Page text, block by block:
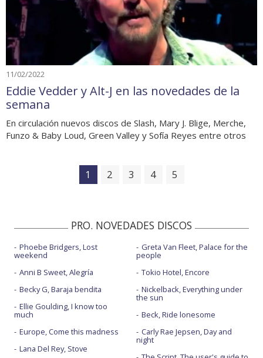
11/02/2022
Eddie Vedder y Alt-J en las novedades de la
semana
En circulación nuevos discos de Slash, Mary J. Blige, Merche,
Funzo & Baby Loud, Green Valley y Sofía Reyes entre otros
1 2 3 4 5
PRO. NOVEDADES DISCOS
Phoebe Bridgers, Lost
weekend
Anni B Sweet, Alegría
Becky G, Baraja bendita
Ellie Goulding, I know too
much
Europe, Come this madness
Lana Del Rey, Stove
Greta Van Fleet, Palace for the
people
Tokio Hotel, Encore
Nickelback, Everything under
the sun
Beck, Ride lonesome
Carly Rae Jepsen, Day and
night